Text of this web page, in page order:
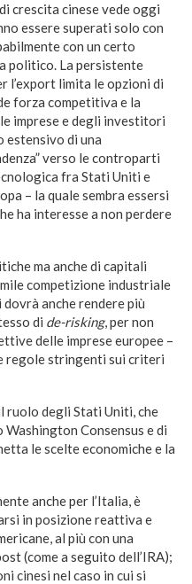
crescita cinese vede oggi
essere superati solo con
con un certo
politico. La persistente
l’export limita le opzioni di
forza competitiva e la
imprese e degli investitori
estensivo di una
verso le controparti
fra Stati Uniti e
– la quale sembra essersi
ha interesse a non perdere
ma anche di capitali
competizione industriale
anche rendere più
di de-risking, per non
delle imprese europee –
regole stringenti sui criteri
ruolo degli Stati Uniti, che
Consensus e di
le scelte economiche e la
anche per l’Italia, è
in posizione reattiva e
al più con una
(come a seguito dell’IRA);
cinesi nel caso in cui si